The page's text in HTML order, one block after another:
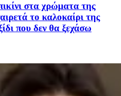
στα χρώματα της
το καλοκαίρι της
που δεν θα ξεχάσω